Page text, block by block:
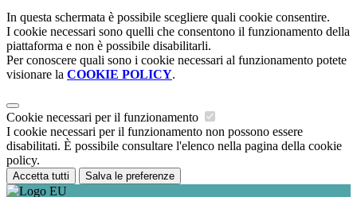
In questa schermata è possibile scegliere quali cookie consentire.
I cookie necessari sono quelli che consentono il funzionamento della
piattaforma e non è possibile disabilitarli.
Per conoscere quali sono i cookie necessari al funzionamento potete
visionare la COOKIE POLICY.
Cookie necessari per il funzionamento
I cookie necessari per il funzionamento non possono essere
disabilitati. È possibile consultare l'elenco nella pagina della cookie
policy.
Accetta tutti Salva le preferenze